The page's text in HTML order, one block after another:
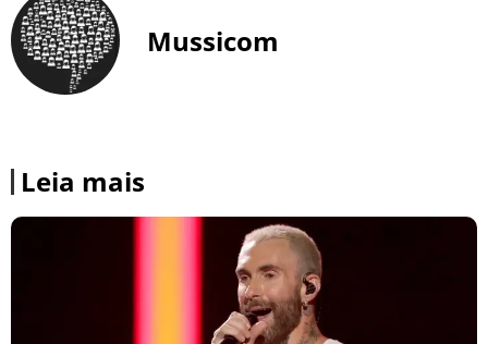
Mussicom
Leia mais